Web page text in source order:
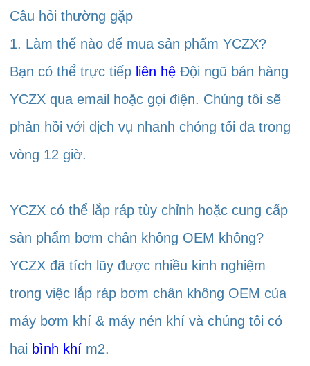
Câu hỏi thường gặp
1. Làm thế nào để mua sản phẩm YCZX?
Bạn có thể trực tiếp liên hệ Đội ngũ bán hàng
YCZX qua email hoặc gọi điện. Chúng tôi sẽ
phản hồi với dịch vụ nhanh chóng tối đa trong
vòng 12 giờ.
YCZX có thể lắp ráp tùy chỉnh hoặc cung cấp
sản phẩm bơm chân không OEM không?
YCZX đã tích lũy được nhiều kinh nghiệm
trong việc lắp ráp bơm chân không OEM của
máy bơm khí & máy nén khí và chúng tôi có
hai bình khí m2.